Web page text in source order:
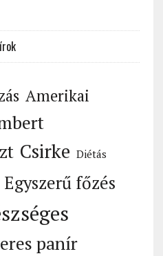
Amerikai
Csirke Diétás
Egyszerű főzés
panír